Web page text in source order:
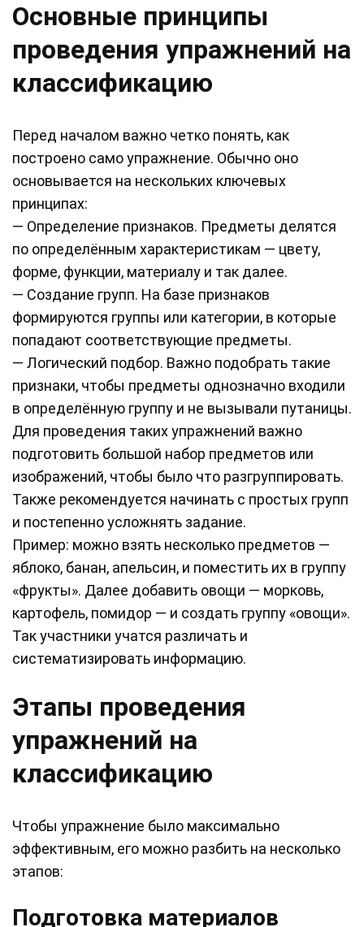
Основные принципы
проведения упражнений на
классификацию
Перед началом важно четко понять, как
построено само упражнение. Обычно оно
основывается на нескольких ключевых
принципах:
— Определение признаков. Предметы делятся
по определённым характеристикам — цвету,
форме, функции, материалу и так далее.
— Создание групп. На базе признаков
формируются группы или категории, в которые
попадают соответствующие предметы.
— Логический подбор. Важно подобрать такие
признаки, чтобы предметы однозначно входили
в определённую группу и не вызывали путаницы.
Для проведения таких упражнений важно
подготовить большой набор предметов или
изображений, чтобы было что разгруппировать.
Также рекомендуется начинать с простых групп
и постепенно усложнять задание.
Пример: можно взять несколько предметов —
яблоко, банан, апельсин, и поместить их в группу
«фрукты». Далее добавить овощи — морковь,
картофель, помидор — и создать группу «овощи».
Так участники учатся различать и
систематизировать информацию.
Этапы проведения
упражнений на
классификацию
Чтобы упражнение было максимально
эффективным, его можно разбить на несколько
этапов:
Подготовка материалов